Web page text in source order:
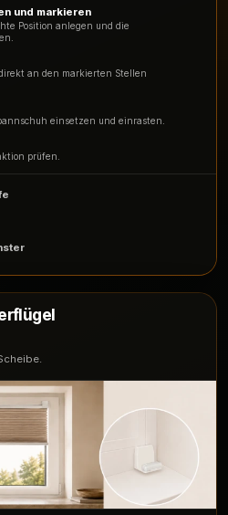
und markieren
Position anlegen und die
an den markierten Stellen
einsetzen und einrasten.
prüfen.